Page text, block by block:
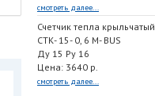
смотреть далее...
Счетчик тепла крыльчатый
СТК- 15- 0, 6 M- BUS
Ду 15 Ру 16
Цена: 3640 р.
смотреть далее...